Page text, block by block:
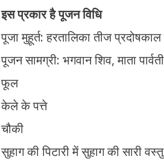
इस प्रकार है पूजन विधि
पूजा मुहूर्त: हरतालिका तीज
पूजन सामग्री: भगवान शिव, माता
फूल
केले के पत्ते
चौकी
सुहाग की पिटारी में सुहाग की सारी वस्तु